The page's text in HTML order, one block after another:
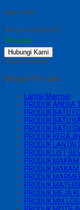
Share This :
Harga Hubungi CS
Tersedia
Hubungi Kami
Tutup Sidebar
Kategori Produk
Lantai Marmer
PRODUK ANEKA
PRODUK BATU
PRODUK BATU
PRODUK BATU
PRODUK
PRODUK LANTAI
PRODUK LIST
PRODUK
PRODUK
PRODUK
PRODUK
PRODUK MEJA
PRODUK MIX